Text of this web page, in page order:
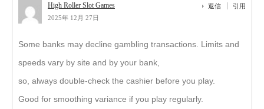
High Roller Slot Games
2025年 12月 27日
返信 引用
Some banks may decline gambling transactions. Limits and
speeds vary by site and by your bank,
so, always double-check the cashier before you play.
Good for smoothing variance if you play regularly.